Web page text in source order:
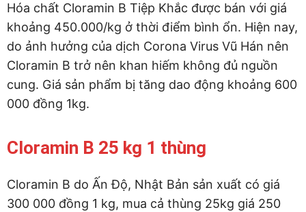
Hóa chất Cloramin B Tiệp Khắc được bán với giá
khoảng 450.000/kg ở thời điểm bình ổn. Hiện nay,
do ảnh hưởng của dịch Corona Virus Vũ Hán nên
Cloramin B trở nên khan hiếm không đủ nguồn
cung. Giá sản phẩm bị tăng dao động khoảng 600
000 đồng 1kg.
Cloramin B 25 kg 1 thùng
Cloramin B do Ấn Độ, Nhật Bản sản xuất có giá
300 000 đồng 1 kg, mua cả thùng 25kg giá 250